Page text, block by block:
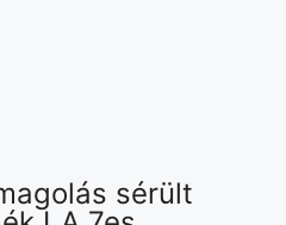
sérült